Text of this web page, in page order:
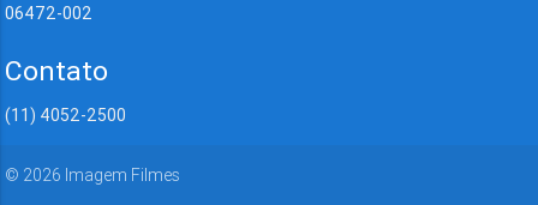
06472-002
Contato
(11) 4052-2500
© 2026 Imagem Filmes